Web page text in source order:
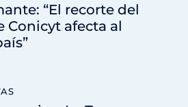
“El recorte del
Conicyt afecta al